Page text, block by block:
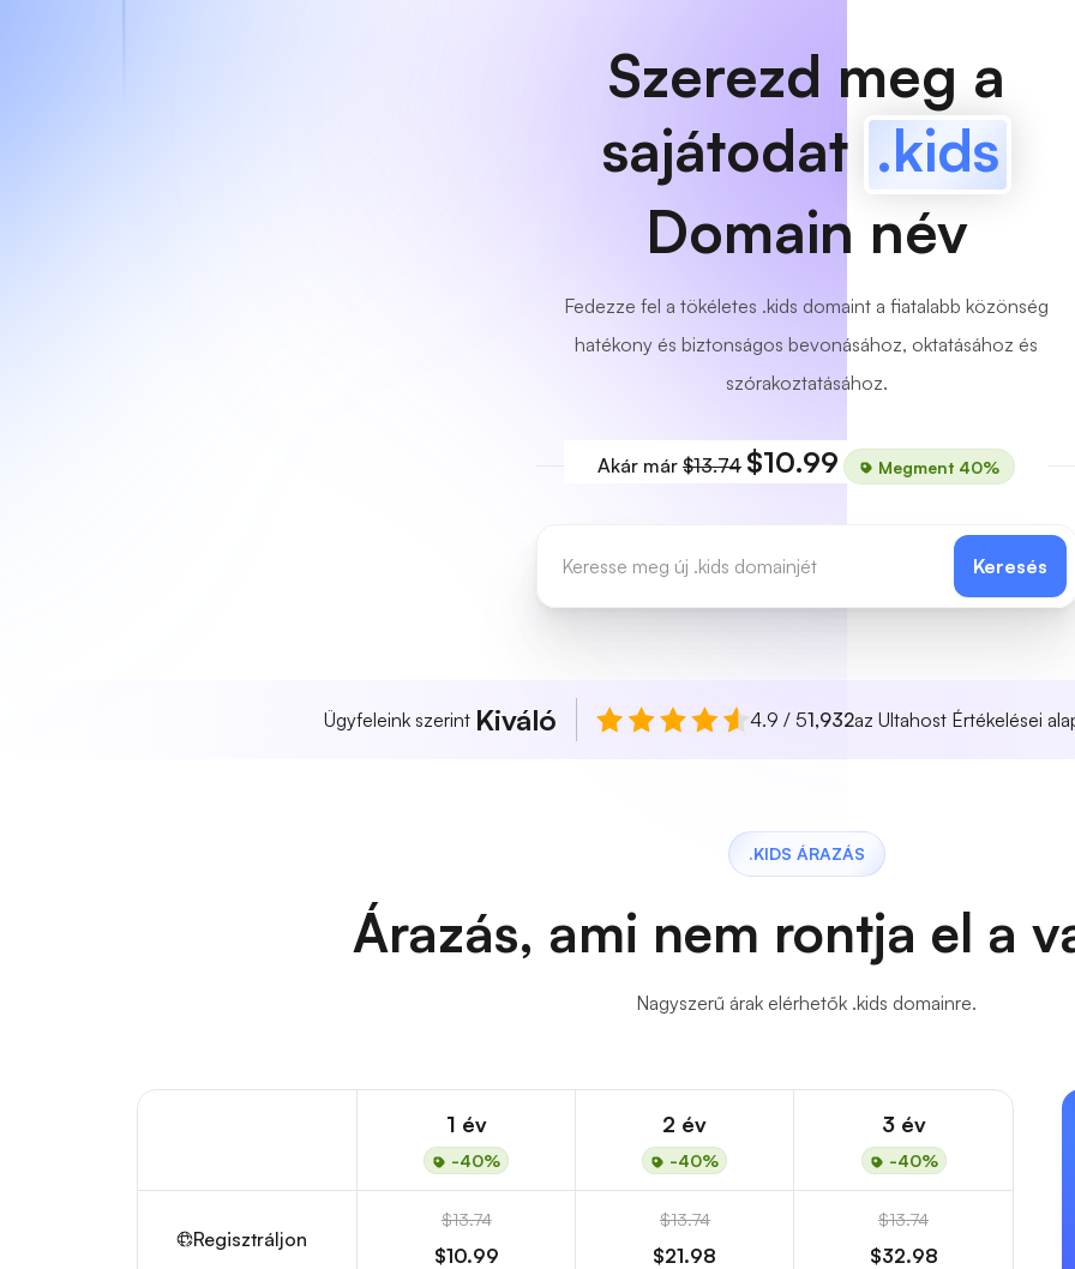
Szerezd meg a
sajátodat .kids
Domain név
Fedezze fel a tökéletes .kids domaint a fiatalabb közönség
hatékony és biztonságos bevonásához, oktatásához és
szórakoztatásához.
Akár már $13.74 $10.99 Megment 40%
Keresés
Ügyfeleink szerint Kiváló 4.9 / 51,932az Ultahost Értékelései
.KIDS ÁRAZÁS
Árazás, ami nem rontja el a
Nagyszerű árak elérhetők .kids domainre.
1 év
-40%
2 év
-40%
3 év
-40%
Regisztráljon
$13.74
$10.99
$13.74
$21.98
$13.74
$32.98